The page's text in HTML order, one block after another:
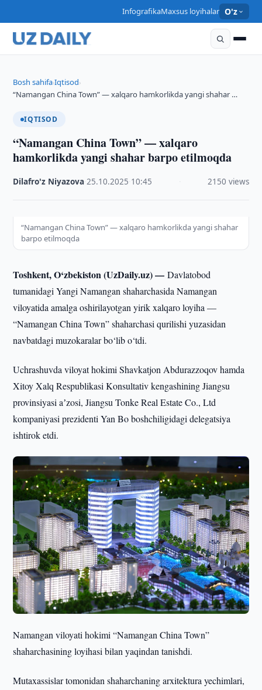
InfografikaMaxsus loyihalar O'z
Bosh sahifa›Iqtisod›
“Namangan China Town” — xalqaro hamkorlikda yangi shahar …
IQTISOD
“Namangan China Town” — xalqaro
hamkorlikda yangi shahar barpo etilmoqda
Dilafro'z Niyazova ·25.10.2025 10:45 2150 views
“Namangan China Town” — xalqaro hamkorlikda yangi shahar
barpo etilmoqda
Toshkent, O‘zbekiston (UzDaily.uz) —Davlatobod
tumanidagi Yangi Namangan shaharchasida Namangan
viloyatida amalga oshirilayotgan yirik xalqaro loyiha —
“Namangan China Town” shaharchasi qurilishi yuzasidan
navbatdagi muzokaralar bo‘lib o‘tdi.
Uchrashuvda viloyat hokimi Shavkatjon Abdurazzoqov hamda
Xitoy Xalq Respublikasi Konsultativ kengashining Jiangsu
provinsiyasi aʼzosi, Jiangsu Tonke Real Estate Co., Ltd
kompaniyasi prezidenti Yan Bo boshchiligidagi delegatsiya
ishtirok etdi.
Namangan viloyati hokimi “Namangan China Town”
shaharchasining loyihasi bilan yaqindan tanishdi.
Mutaxassislar tomonidan shaharchaning arxitektura yechimlari,